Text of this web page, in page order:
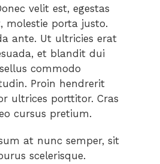
velit est, egestas
molestie porta justo.
ante. Ut ultricies erat
et blandit dui
commodo
Proin hendrerit
ultrices porttitor. Cras
cursus pretium.
at nunc semper, sit
scelerisque.